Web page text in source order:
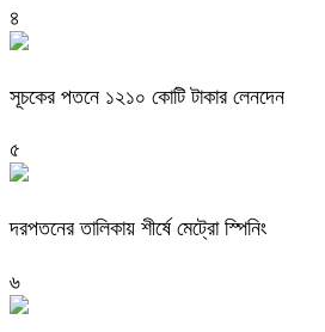
৪
সূচকের পতনে ১২১০ কোটি টাকার লেনদেন
৫
দরপতনের তালিকায় শীর্ষে মেট্রো স্পিনিং
৬